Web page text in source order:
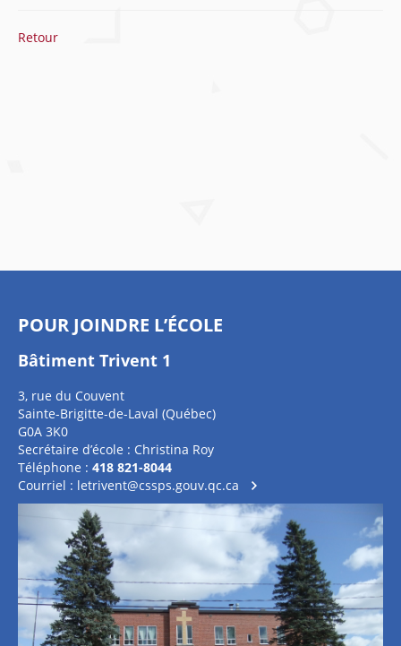
Retour
POUR JOINDRE L’ÉCOLE
Bâtiment Trivent 1
3, rue du Couvent
Sainte-Brigitte-de-Laval (Québec)
G0A 3K0
Secrétaire d’école : Christina Roy
Téléphone : 418 821-8044
Courriel : letrivent@cssps.gouv.qc.ca